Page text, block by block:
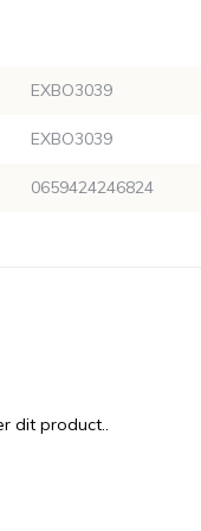
EXBO3039
EXBO3039
0659424246824
dit product..